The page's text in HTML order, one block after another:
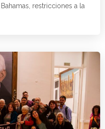
restricciones a la